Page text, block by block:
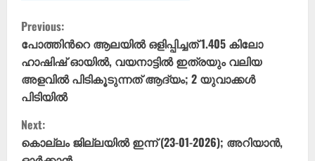
C
o
n
t
i
Previous:
പോത്തിന്‍റെ ആലയില്‍ ഒളിപ്പിച്ചത് 1.405 കിലോ
ഹാഷിഷ് ഓയിൽ, വയനാട്ടില്‍ ഇത്രയും വലിയ
അളവില്‍ പിടികൂടുന്നത് ആദ്യം; 2 യുവാക്കൾ
പിടിയിൽ
Next:
കൊല്ലം ജില്ലയിൽ ഇന്ന് (23-01-2026); അറിയാൻ,